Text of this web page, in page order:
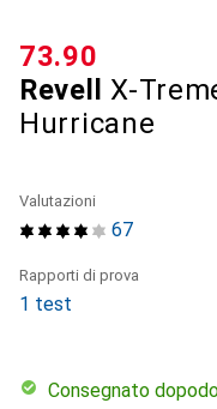
Revell
X-
Hurricane
CHF
73.90
67
Valutazioni
Rapporti di prova
1 test
Consegnato